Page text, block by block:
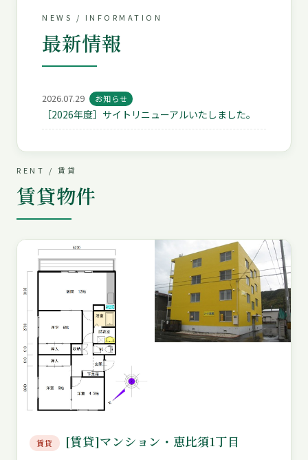
NEWS / INFORMATION
最新情報
2026.07.29 お知らせ
［2026年度］サイトリニューアルいたしました。
RENT / 賃貸
賃貸物件
賃貸 [賃貸]マンション・恵比須1丁目